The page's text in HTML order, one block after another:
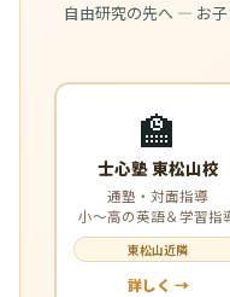
自由研究の先へ — お
🏫
士心塾 東松山校
通塾・対面指導
小〜高の英語＆学習指
東松山近隣
詳しく →